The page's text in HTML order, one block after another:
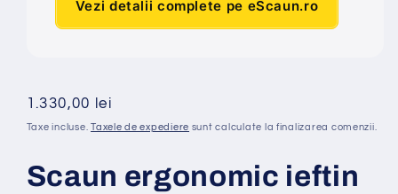
Vezi detalii complete pe eScaun.ro
Preț
obișnuit
1.330,00 lei
Taxe incluse.Taxele de expediere sunt calculate la finalizarea comenzii.
Scaun ergonomic ieftin